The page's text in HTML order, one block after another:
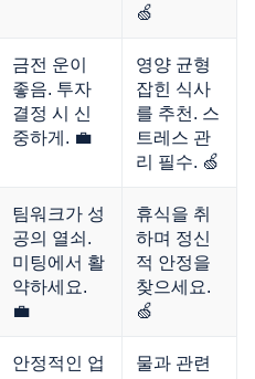
🍏
금전 운이
좋음. 투자
결정 시 신
중하게. 💼
영양 균형
잡힌 식사
를 추천. 스
트레스 관
리 필수. 🍏
팀워크가 성
공의 열쇠.
미팅에서 활
약하세요.
💼
휴식을 취
하며 정신
적 안정을
찾으세요.
🍏
안정적인 업
물과 관련